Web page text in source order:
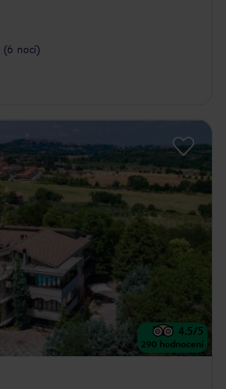
(6 nocí)
4.5/5
290 hodnocení